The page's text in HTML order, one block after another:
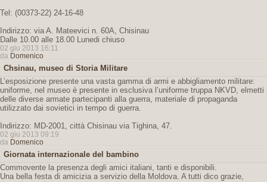
Tel: (00373-22) 24-16-48
Indirizzo: via A. Mateevici n. 60A, Chisinau
Dalle 10.00 alle 18.00 Lunedi chiuso
02 giu 2013 16:11
da Domenico
Chsinau, museo di Storia Militare
L’esposizione presente una vasta gamma di armi e abbigliamento militare:
uniforme, nel museo è presente in esclusiva l’uniforme truppa NKVD, elmetti
delle diverse armate partecipanti alla guerra, materiale di propaganda
utilizzato dai sovietici in tempo di guerra.
Indirizzo: MD-2001, città Chisinau via Tighina, 47.
02 giu 2013 09:19
da Domenico
Giornata internazionale del bambino
Commovente la presenza degli amici italiani, tanti e disponibili.
Una bella festa di amicizia a servizio della Moldova. A tutti dico grazie,